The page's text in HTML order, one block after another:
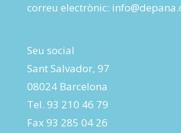
correu electrònic:
Seu social
Sant Salvador, 97
08024 Barcelona
Tel. 93 210 46 79
Fax 93 285 04 26